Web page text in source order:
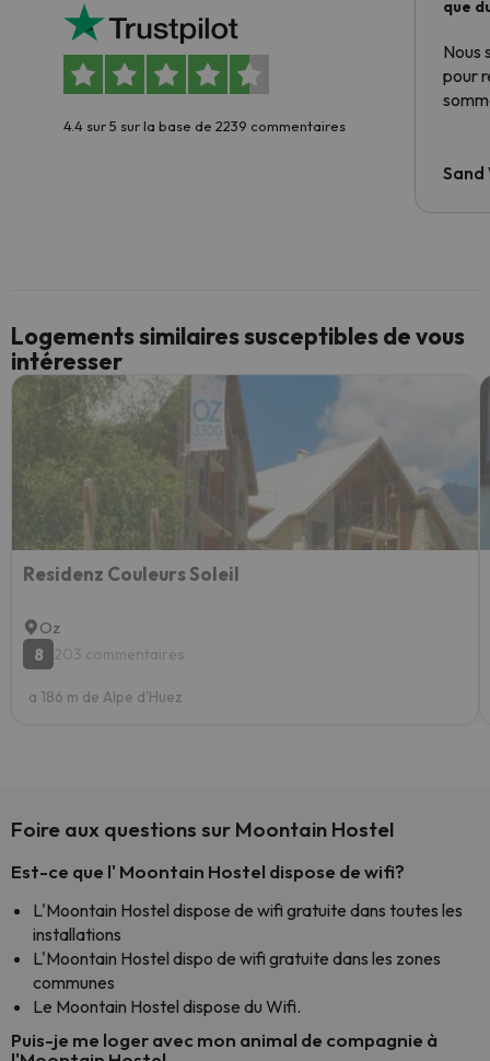
4.4 sur 5 sur la base de 2239 commentaires
que
Nous
pour
Sand
Logements similaires susceptibles de vous
intéresser
Residenz Couleurs Soleil
Oz
8
203 commentaires
a 186 m de Alpe d'Huez
Foire aux questions sur Moontain Hostel
Est-ce que l' Moontain Hostel dispose de wifi?
L'Moontain Hostel dispose de wifi gratuite dans toutes les
installations
L'Moontain Hostel dispo de wifi gratuite dans les zones
communes
Le Moontain Hostel dispose du Wifi.
Puis-je me loger avec mon animal de compagnie à